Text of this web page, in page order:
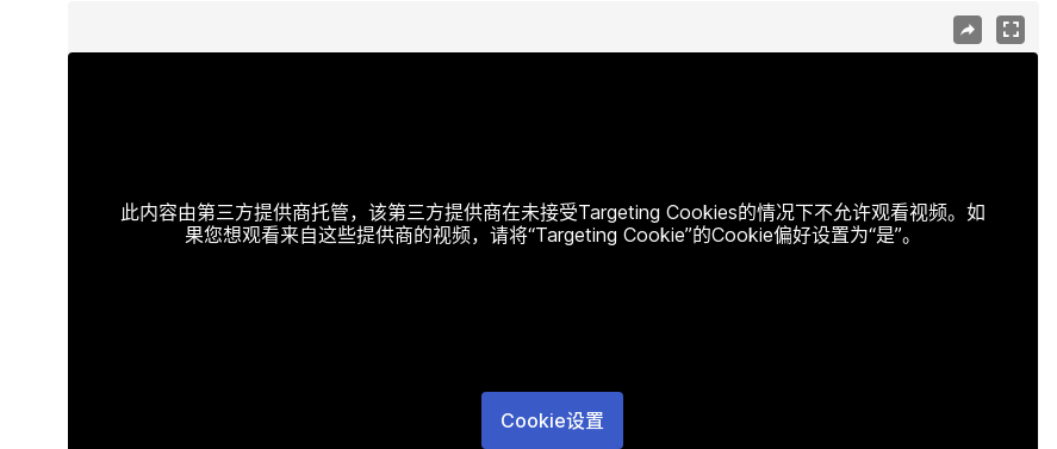
此内容由第三方提供商托管，该第三方提供商在未接受Targeting Cookies的情况下不允许观看视频。如
果您想观看来自这些提供商的视频，请将“Targeting Cookie”的Cookie偏好设置为“是”。
Cookie设置